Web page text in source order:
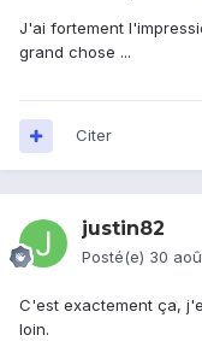
J'ai fortement
grand chose ...
Citer
justin82
Posté(e) 30
C'est exactement ça,
loin.